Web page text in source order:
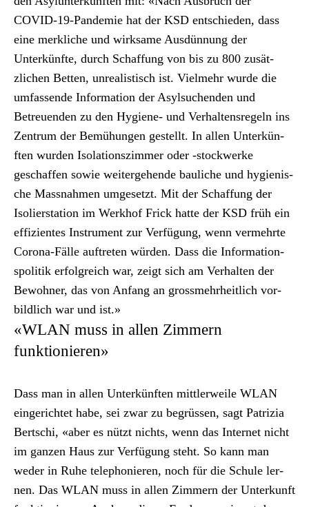
COVID-19-Pan­demie hat der KSD entsch­ieden, dass
eine merk­liche und wirk­same Aus­dün­nung der
Unterkün­fte, durch Schaf­fung von bis zu 800 zusät­
zlichen Bet­ten, unre­al­is­tisch ist. Vielmehr wurde die
umfassende Infor­ma­tion der Asyl­suchen­den und
Betreuen­den zu den Hygiene- und Ver­hal­tensregeln ins
Zen­trum der Bemühun­gen gestellt. In allen Unterkün­
ften wur­den Iso­la­tion­sz­im­mer oder ‑stock­w­erke
geschaf­fen sowie weit­erge­hende bauliche und hygien­is­
che Mass­nah­men umge­set­zt. Mit der Schaf­fung der
Isolier­sta­tion im Werk­hof Frick hat­te der KSD früh ein
effizientes Instru­ment zur Ver­fü­gung, wenn ver­mehrte
Coro­na-Fälle auftreten wür­den. Dass die Infor­ma­tion­
spoli­tik erfol­gre­ich war, zeigt sich am Ver­hal­ten der
Bewohn­er, das von Anfang an gross­mehrheitlich vor­
bildlich war und ist.»
«WLAN muss in allen Zimmern
funktionieren»
Dass man in allen Unterkün­ften mit­tler­weile WLAN
ein­gerichtet habe, sei zwar zu begrüssen, sagt Patrizia
Bertschi, «aber es nützt nichts, wenn das Inter­net nicht
im ganzen Haus zur Ver­fü­gung ste­ht. So kann man
wed­er in Ruhe tele­phonieren, noch für die Schule ler­
nen. Das WLAN muss in allen Zim­mern der Unterkun­ft